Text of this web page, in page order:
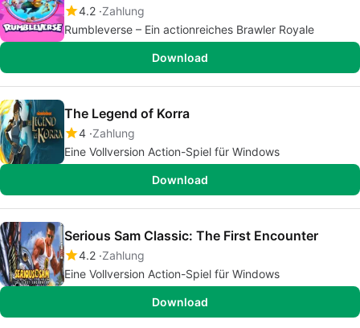
4.2 Zahlung
Rumbleverse – Ein actionreiches Brawler Royale
Download
The Legend of Korra
4 Zahlung
Eine Vollversion Action-Spiel für Windows
Download
Serious Sam Classic: The First Encounter
4.2 Zahlung
Eine Vollversion Action-Spiel für Windows
Download